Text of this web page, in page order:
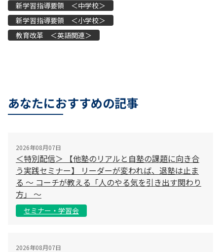
新学習指導要領 ＜中学校＞
新学習指導要領 ＜小学校＞
教育改革 ＜英語関連＞
あなたにおすすめの記事
2026年08月07日
＜特別配信＞ 【他塾のリアルと自塾の課題に向き合
う実践セミナー】 リーダーが変われば、退塾は止ま
る 〜 コーチが教える「人のやる気を引き出す関わり
方」 〜
セミナー・学習会
2026年08月07日